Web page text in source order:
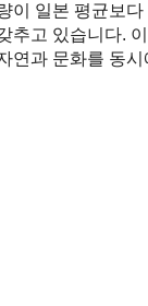
이 일본 평균보
추고 있습니다.
연과 문화를 동